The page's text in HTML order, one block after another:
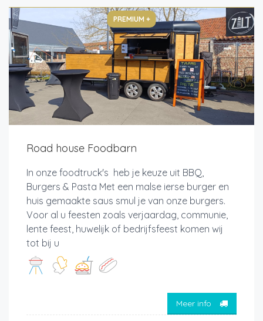
PREMIUM +
Road house Foodbarn
In onze foodtruck's heb je keuze uit BBQ,
Burgers & Pasta Met een malse ierse burger en
huis gemaakte saus smul je van onze burgers.
Voor al u feesten zoals verjaardag, communie,
lente feest, huwelijk of bedrijfsfeest komen wij
tot bij u
Meer info